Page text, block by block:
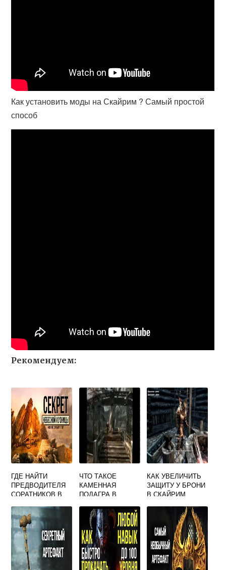
Как установить моды на Скайрим ? Самый простой
способ
Рекомендуем:
ГДЕ НАЙТИ
ПРЕДВОДИТЕЛЯ
СОРАТНИКОВ В
ЧТО ТАКОЕ
КАМЕННАЯ
ПОДАГРА В
КАК УВЕЛИЧИТЬ
ЗАЩИТУ У БРОНИ
В СКАЙРИМ